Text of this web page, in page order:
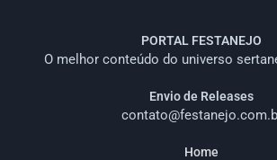
PORTAL FESTANEJO
O melhor conteúdo do universo
Envio de Releases
Home